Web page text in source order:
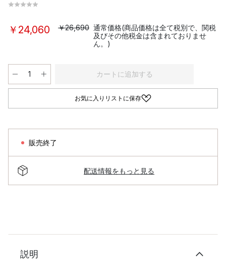
￥24,060 ￥26,690 通常価格(商品価格は全て税別で、関税
及びその他税金は含まれておりませ
ん。)
カートに追加する
お気に入りリストに保存
販売終了
配送情報をもっと見る
説明